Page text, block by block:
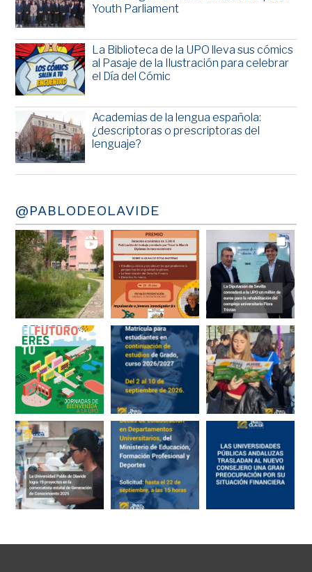
Youth Parliament
La Biblioteca de la UPO lleva sus cómics
al Pasaje de la Ilustración para celebrar
el Día del Cómic
Academias de la lengua española:
¿descriptoras o prescriptoras del
lenguaje?
@PABLODEOLAVIDE